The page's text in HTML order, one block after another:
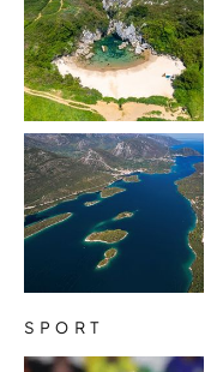
SPORT